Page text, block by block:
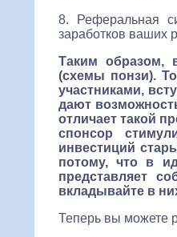
8. Реферальная
заработков ваших
Таким образом,
(схемы понзи).
участниками,
дают
отличает такой
спонсор
инвестиций
потому, что в
представляет
вкладывайте в
Теперь вы можете